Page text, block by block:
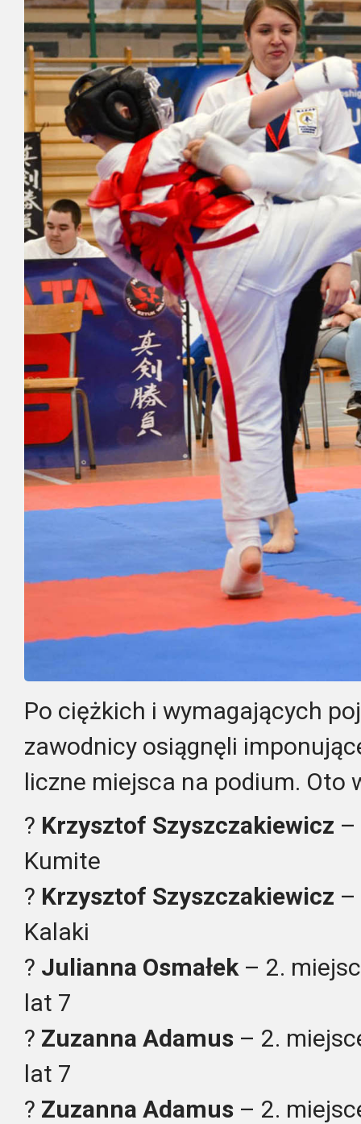
Po ciężkich i wymagających
zawodnicy osiągnęli
liczne miejsca na podium. Oto
? Krzysztof Szyszczakiewicz –
Kumite
? Krzysztof Szyszczakiewicz –
Kalaki
? Julianna Osmałek– 2.
lat 7
? Zuzanna Adamus – 2.
lat 7
? Zuzanna Adamus – 2.